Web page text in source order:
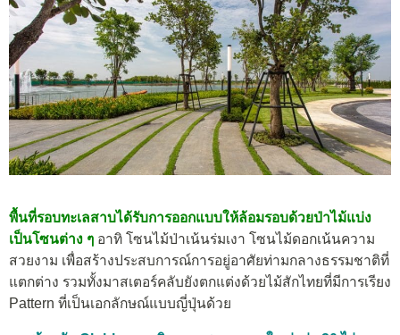
พื้นที่รอบทะเลสาบได้รับการออกแบบให้ล้อมรอบด้วยป่าไม้แบ่ง
เป็นโซนต่าง ๆ อาทิ โซนไม้ป่าเน้นร่มเงา โซนไม้ดอกเน้นความ
สวยงาม เพื่อสร้างประสบการณ์การอยู่อาศัยท่ามกลางธรรมชาติที่
แตกต่าง รวมทั้งมาสเตอร์คลับยังตกแต่งด้วยไม้สักไทยที่มีการเรียง
Pattern ที่เป็นเอกลักษณ์แบบญี่ปุ่นด้วย